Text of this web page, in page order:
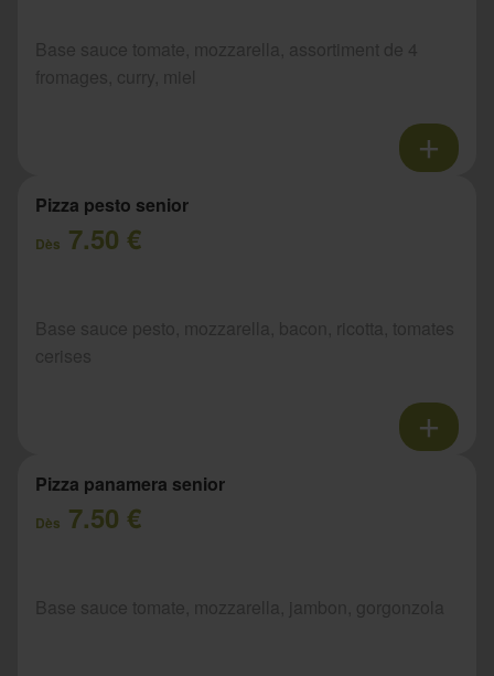
Pizza pesto senior
Dès 7.50 €
Pizza panamera senior
Dès 7.50 €